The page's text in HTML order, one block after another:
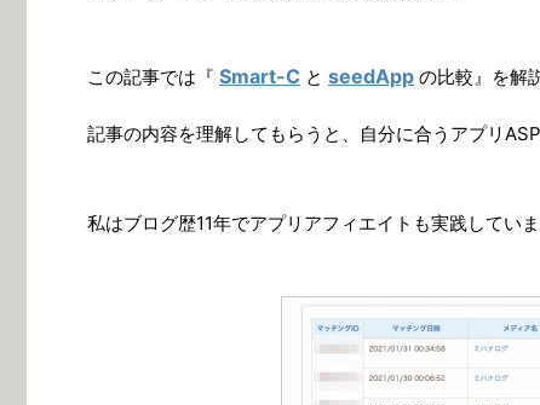
この記事では『 Smart-C と seedApp の比較』を解
記事の内容を理解してもらうと、自分に合うアプリ
私はブログ歴11年でアプリアフィエイトも実践していま